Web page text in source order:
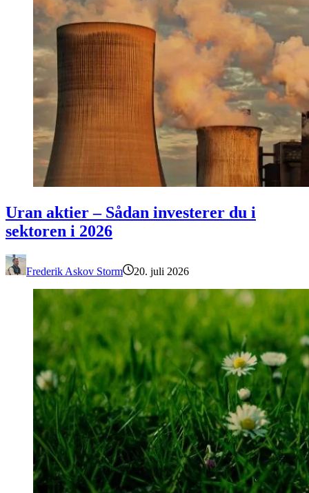
Uran aktier – Sådan investerer du i
sektoren i 2026
Frederik Askov Storm 20. juli 2026